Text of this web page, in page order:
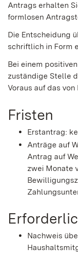
Antrags erhalten
formlosen
Die Entscheidung
schriftlich in Form
Bei einem
zuständige Stelle
Voraus auf das
Fristen
Erstantrag:
Anträge auf
Antrag auf
zwei Monate
Nachweis